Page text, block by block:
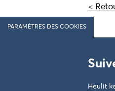
<
PARAMÈTRES DES COOKIES
Heulit